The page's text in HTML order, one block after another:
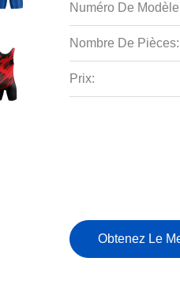
Numéro De
Nombre De Pièces:
Prix:
Obtenez Le